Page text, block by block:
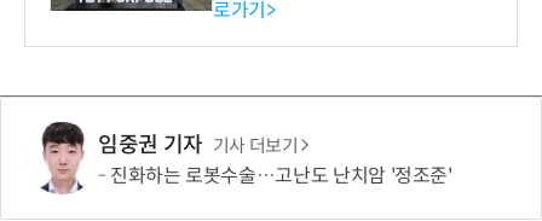
-바이오 해외 진출 교두보 확
보
로가기>
임중권 기자 기사 더보기
진화하는 로봇수술…고난도 난치암 '정조준'